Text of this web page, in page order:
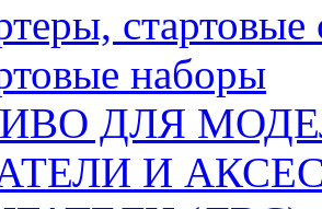
стартовые
наборы
ДЛЯ
И